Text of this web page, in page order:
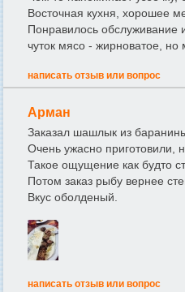
Восточная кухня, хорошее
Понравилось
чуток мясо - жирноватое,
написать отзыв или вопрос
Арман
Заказал шашлык из
Очень ужасно приготовили,
Такое ощущение как будто
Потом заказ рыбу вернее
Вкус оболденый.
написать отзыв или вопрос